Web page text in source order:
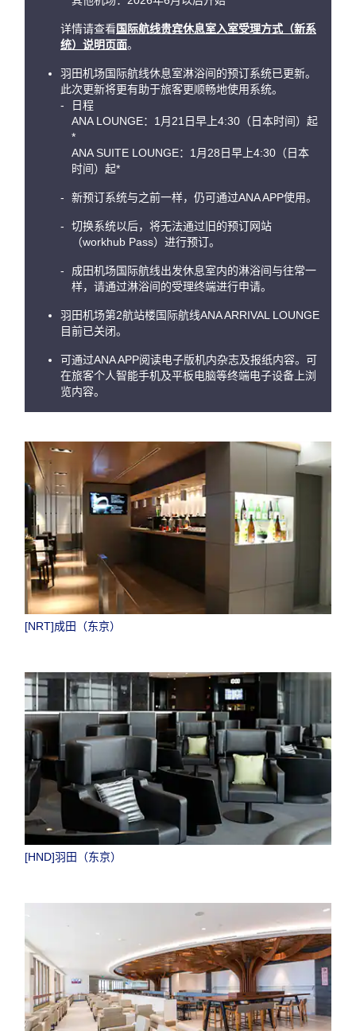
详情请查看国际航线贵宾休息室入室受理方式（新系
统）说明页面。
羽田机场国际航线休息室淋浴间的预订系统已更新。
此次更新将更有助于旅客更顺畅地使用系统。
日程
ANA LOUNGE：1月21日早上4:30（日本时间）起
*
ANA SUITE LOUNGE：1月28日早上4:30（日本
时间）起*
新预订系统与之前一样，仍可通过ANA APP使用。
切换系统以后，将无法通过旧的预订网站
（workhub Pass）进行预订。
成田机场国际航线出发休息室内的淋浴间与往常一
样，请通过淋浴间的受理终端进行申请。
羽田机场第2航站楼国际航线ANA ARRIVAL LOUNGE
目前已关闭。
可通过ANA APP阅读电子版机内杂志及报纸内容。可
在旅客个人智能手机及平板电脑等终端电子设备上浏
览内容。
[NRT]成田（东京）
[HND]羽田（东京）